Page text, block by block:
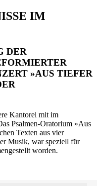
IM
DER
»AUS TIEFER
Kantorei mit im
Psalmen-Oratorium »Aus
Texten aus vier
Musik, war speziell für
worden.